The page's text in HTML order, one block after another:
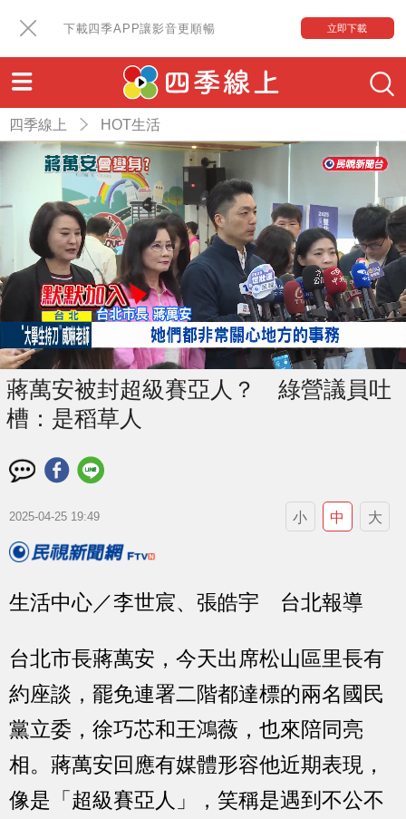
下載四季APP讓影音更順暢 立即下載
四季線上 HOT生活
蔣萬安被封超級賽亞人？ 綠營議員吐
槽：是稻草人
2025-04-25 19:49 小 中 大
生活中心／李世宸、張皓宇 台北報導
台北市長蔣萬安，今天出席松山區里長有
約座談，罷免連署二階都達標的兩名國民
黨立委，徐巧芯和王鴻薇，也來陪同亮
相。蔣萬安回應有媒體形容他近期表現，
像是「超級賽亞人」，笑稱是遇到不公不